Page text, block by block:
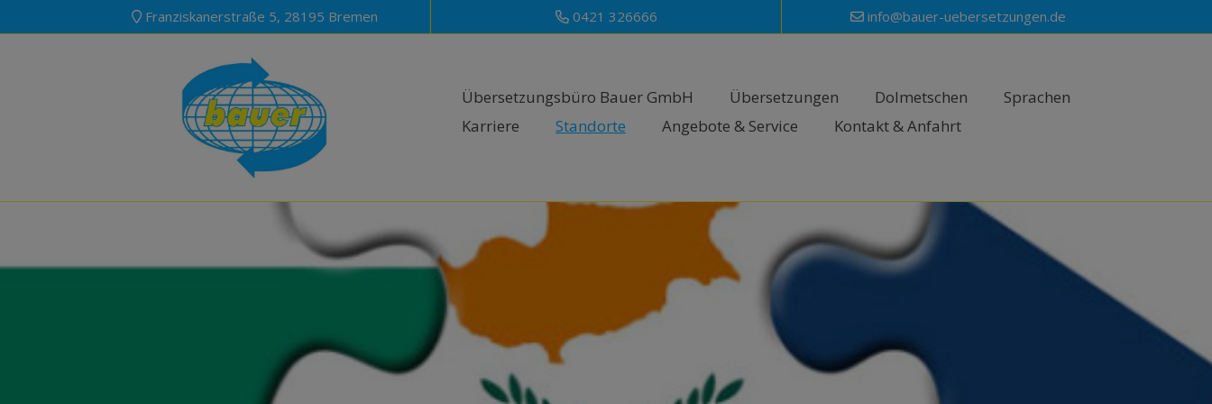
Franziskanerstraße 5, 28195 Bremen 0421 326666 info@bauer-uebersetzungen.de
Übersetzungsbüro Bauer GmbH Übersetzungen Dolmetschen
Sprachen
Karriere
Standorte Angebote & Service Kontakt & Anfahrt